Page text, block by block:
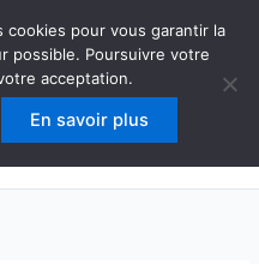
vin
pour vous garantir la
possible. Poursuivre votre
acceptation.
En savoir plus